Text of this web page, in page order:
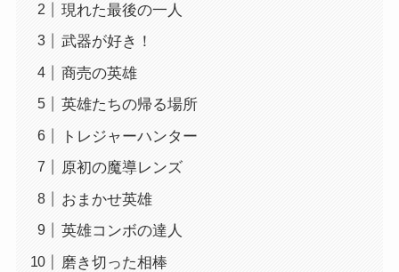
現れた最後の一人
武器が好き！
商売の英雄
英雄たちの帰る場所
トレジャーハンター
原初の魔導レンズ
おまかせ英雄
英雄コンボの達人
磨き切った相棒